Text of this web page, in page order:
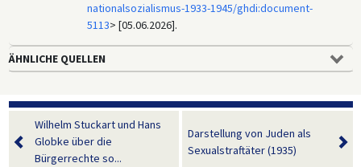
nationalsozialismus-1933-1945/ghdi:document-
5113> [05.06.2026].
ÄHNLICHE QUELLEN
Wilhelm Stuckart und Hans
Globke über die
Bürgerrechte so...
Darstellung von Juden als
Sexualstraftäter (1935)